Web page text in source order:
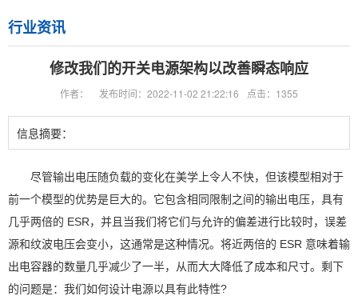
行业资讯
修改我们的开关电源架构以改善瞬态响应
作者： 发布时间：2022-11-02 21:22:16 点击：1355
信息摘要：
尽管输出电压随负载的变化在美学上令人不快，但该模型相对于
前一个模型的优势是巨大的。它包含相同限制之间的输出电压，具有
几乎两倍的 ESR，并且当我们将它们与允许的偏差进行比较时，误差
源和纹波电压会变小，这通常是这种情况。将近两倍的 ESR 意味着输
出电容器的数量几乎减少了一半，从而大大降低了成本和尺寸。剩下
的问题是：我们如何设计电源以具有此特性?